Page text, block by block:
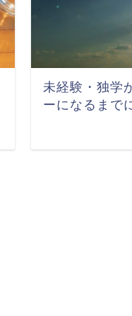
未経験・独学
ーになるまで